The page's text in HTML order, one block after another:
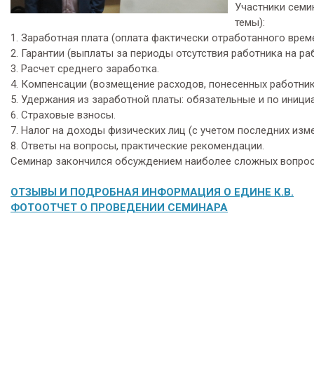
Участники
темы):
1. Заработная плата (оплата фактически отработанного
2. Гарантии (выплаты за периоды отсутствия работника на
3. Расчет среднего заработка.
4. Компенсации (возмещение расходов, понесенных
5. Удержания из заработной платы: обязательные и по
6. Страховые взносы.
7. Налог на доходы физических лиц (с учетом последних
8. Ответы на вопросы, практические рекомендации.
Семинар закончился обсуждением наиболее сложных
ОТЗЫВЫ И ПОДРОБНАЯ ИНФОРМАЦИЯ О ЕДИНЕ К.В.
ФОТООТЧЕТ О ПРОВЕДЕНИИ СЕМИНАРА